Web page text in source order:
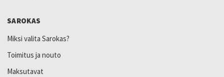
SAROKAS
Miksi valita Sarokas?
Toimitus ja nouto
Maksutavat